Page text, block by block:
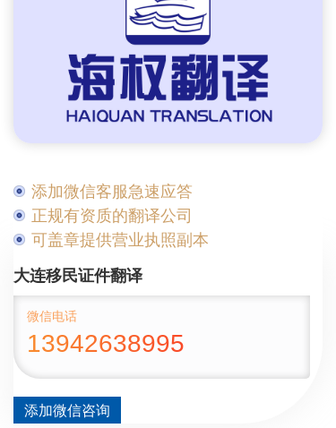
添加微信客服急速应答
正规有资质的翻译公司
可盖章提供营业执照副本
‌大连移民证件翻译
微信电话
13942638995
添加微信咨询